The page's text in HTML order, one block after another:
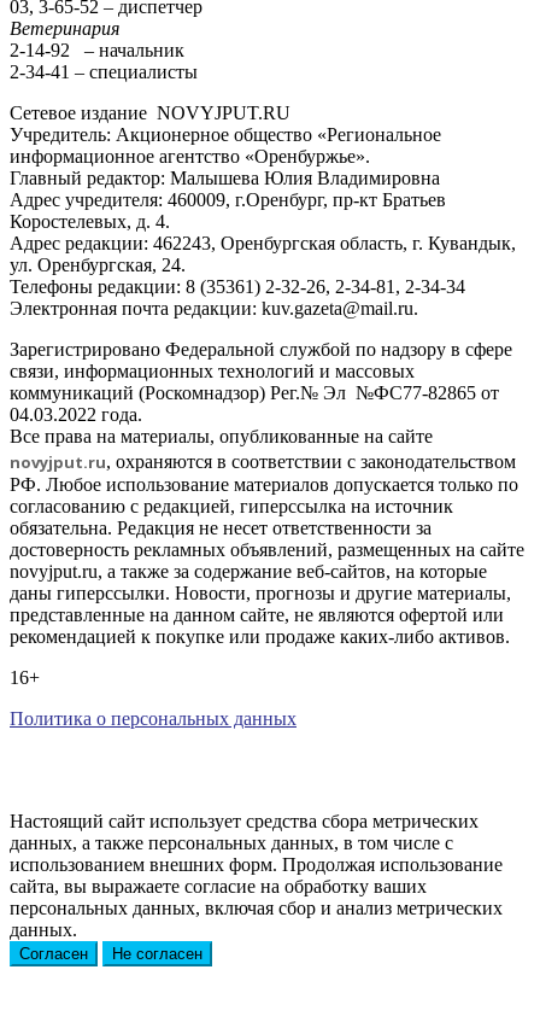
03, 3-65-52 – диспетчер
Ветеринария
2-14-92 – начальник
2-34-41 – специалисты
Сетевое издание NOVYJPUT.RU
Учредитель: Акционерное общество «Региональное
информационное агентство «Оренбуржье».
Главный редактор: Малышева Юлия Владимировна
Адрес учредителя: 460009, г.Оренбург, пр-кт Братьев
Коростелевых, д. 4.
Адрес редакции: 462243, Оренбургская область, г. Кувандык,
ул. Оренбургская, 24.
Телефоны редакции: 8 (35361) 2-32-26, 2-34-81, 2-34-34
Электронная почта редакции: kuv.gazeta@mail.ru.
Зарегистрировано Федеральной службой по надзору в сфере
связи, информационных технологий и массовых
коммуникаций (Роскомнадзор) Рег.№ Эл №ФС77-82865 от
04.03.2022 года.
Все права на материалы, опубликованные на сайте
novyjput.ru, охраняются в соответствии с законодательством
РФ. Любое использование материалов допускается только по
согласованию с редакцией, гиперссылка на источник
обязательна. Редакция не несет ответственности за
достоверность рекламных объявлений, размещенных на сайте
novyjput.ru, а также за содержание веб-сайтов, на которые
даны гиперссылки. Новости, прогнозы и другие материалы,
представленные на данном сайте, не являются офертой или
рекомендацией к покупке или продаже каких-либо активов.
16+
Политика о персональных данных
Настоящий сайт использует средства сбора метрических
данных, а также персональных данных, в том числе с
использованием внешних форм. Продолжая использование
сайта, вы выражаете согласие на обработку ваших
персональных данных, включая сбор и анализ метрических
данных.
Согласен Не согласен